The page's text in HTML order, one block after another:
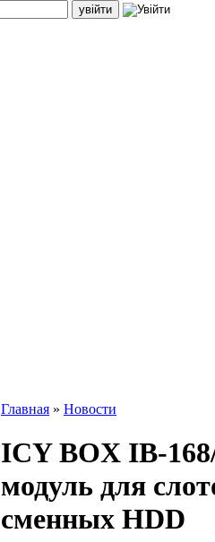
Главная » Новости
ICY BOX IB-
модуль для
сменных HDD